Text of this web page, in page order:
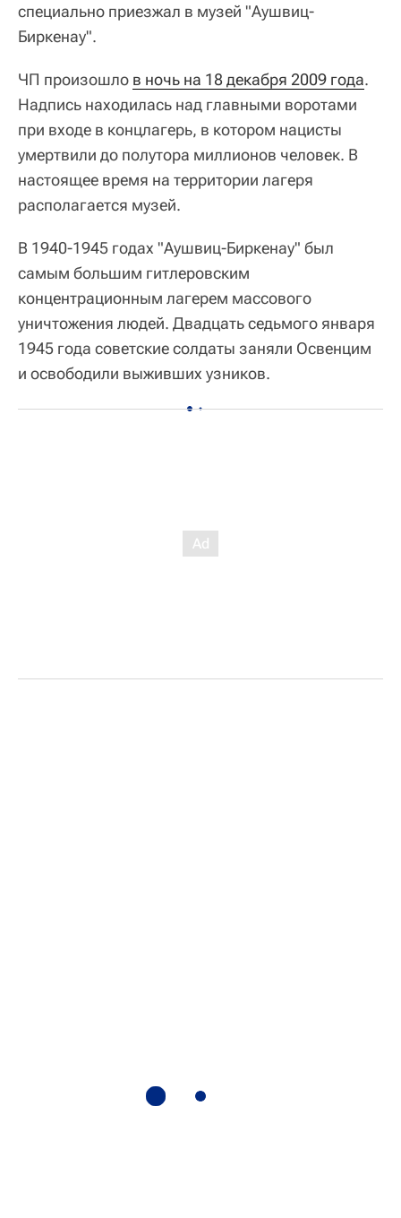
специально приезжал в музей "Аушвиц-
Биркенау".
ЧП произошло в ночь на 18 декабря 2009 года.
Надпись находилась над главными воротами
при входе в концлагерь, в котором нацисты
умертвили до полутора миллионов человек. В
настоящее время на территории лагеря
располагается музей.
В 1940-1945 годах "Аушвиц-Биркенау" был
самым большим гитлеровским
концентрационным лагерем массового
уничтожения людей. Двадцать седьмого января
1945 года советские солдаты заняли Освенцим
и освободили выживших узников.